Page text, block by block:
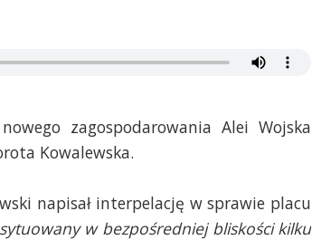
zagospodarowania Alei Wojska
Kowalewska.
napisał interpelację w sprawie placu
w bezpośredniej bliskości kilku